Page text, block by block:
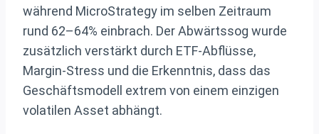
während MicroStrategy im selben Zeitraum
rund 62–64% einbrach. Der Abwärtssog wurde
zusätzlich verstärkt durch ETF‑Abflüsse,
Margin‑Stress und die Erkenntnis, dass das
Geschäftsmodell extrem von einem einzigen
volatilen Asset abhängt.